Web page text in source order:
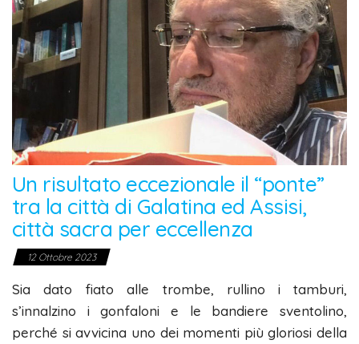
Un risultato eccezionale il “ponte”
tra la città di Galatina ed Assisi,
città sacra per eccellenza
12 Ottobre 2023
Sia dato fiato alle trombe, rullino i tamburi,
s’innalzino i gonfaloni e le bandiere sventolino,
perché si avvicina uno dei momenti più gloriosi della